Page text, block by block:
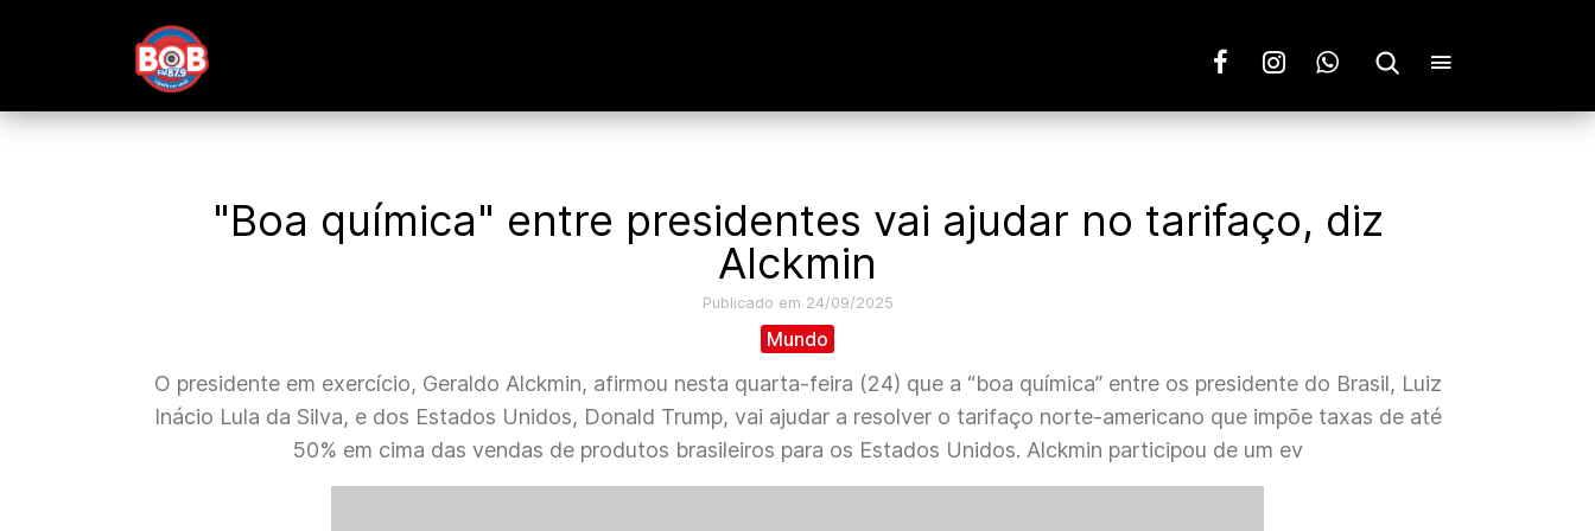
"Boa química" entre presidentes vai ajudar no tarifaço, diz
Alckmin
Publicado em 24/09/2025
Mundo
O presidente em exercício, Geraldo Alckmin, afirmou nesta quarta-feira (24) que a “boa química” entre os presidente do Brasil, Luiz
Inácio Lula da Silva, e dos Estados Unidos, Donald Trump, vai ajudar a resolver o tarifaço norte-americano que impõe taxas de até
50% em cima das vendas de produtos brasileiros para os Estados Unidos. Alckmin participou de um ev